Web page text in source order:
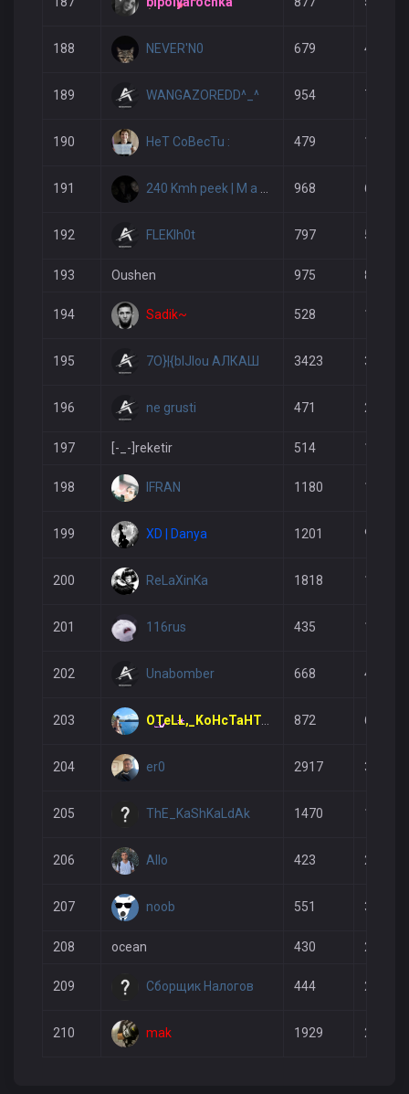
188 NEVER'N0 679 457
189 WANGAZOREDD^_^ 954 789
190 HeT CoBecTu : 479 178
191 240 Kmh peek | M a m b i k 968 658
192 FLEKIh0t 797 538
193 Oushen 975 876
194 Sadik~ 528 176
195 7O}|{bIJIou АЛКАШ 3423 3927
196 ne grusti 471 233
197 [-_-]reketir 514 142
198 IFRAN 1180 1165
199 XD | Danya 1201 997
200 ReLaXinKa 1818 1660
201 116rus 435 137
202 Unabomber 668 448
203 OTeLL,_KoHcTaHTuH[59rus] 872 644
204 er0 2917 3073
205 ThE_KaShKaLdAk 1470 1415
206 Allo 423 222
207 noob 551 343
208 ocean 430 240
209 Сборщик Налогов 444 205
210 mak 1929 2015